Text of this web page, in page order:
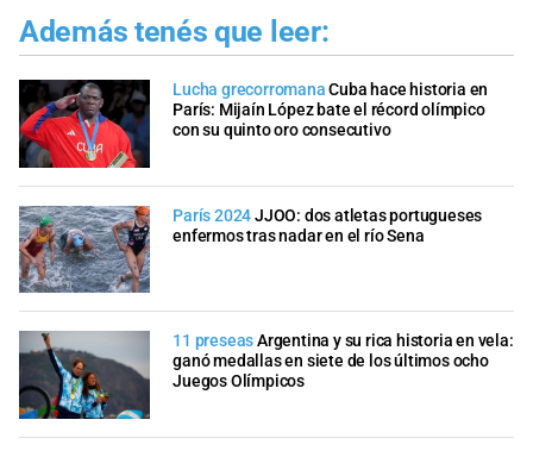
Además tenés que leer:
Lucha grecorromana Cuba hace historia en
París: Mijaín López bate el récord olímpico
con su quinto oro consecutivo
París 2024JJOO: dos atletas portugueses
enfermos tras nadar en el río Sena
11 preseasArgentina y su rica historia en vela:
ganó medallas en siete de los últimos ocho
Juegos Olímpicos